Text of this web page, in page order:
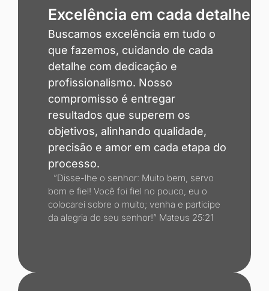
Excelência em cada detalhe
Buscamos excelência em tudo o
que fazemos, cuidando de cada
detalhe com dedicação e
profissionalismo. Nosso
compromisso é entregar
resultados que superem os
objetivos, alinhando qualidade,
precisão e amor em cada etapa do
processo.
”Disse-lhe o senhor: Muito bem, servo
bom e fiel! Você foi fiel no pouco, eu o
colocarei sobre o muito; venha e participe
da alegria do seu senhor!” Mateus 25:21